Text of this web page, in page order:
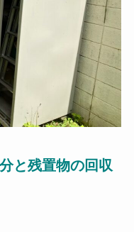
と残置物の回収